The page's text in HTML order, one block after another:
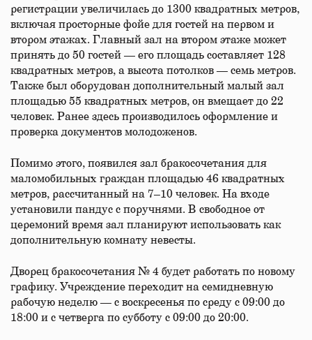
регистрации увеличилась до 1300 квадратных метров,
включая просторные фойе для гостей на первом и
втором этажах. Главный зал на втором этаже может
принять до 50 гостей — его площадь составляет 128
квадратных метров, а высота потолков — семь метров.
Также был оборудован дополнительный малый зал
площадью 55 квадратных метров, он вмещает до 22
человек. Ранее здесь производилось оформление и
проверка документов молодоженов.
Помимо этого, появился зал бракосочетания для
маломобильных граждан площадью 46 квадратных
метров, рассчитанный на 7–10 человек. На входе
установили пандус с поручнями. В свободное от
церемоний время зал планируют использовать как
дополнительную комнату невесты.
Дворец бракосочетания № 4 будет работать по новому
графику. Учреждение переходит на семидневную
рабочую неделю — с воскресенья по среду с 09:00 до
18:00 и с четверга по субботу с 09:00 до 20:00.